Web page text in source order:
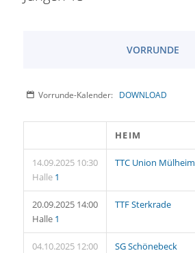
VORRUNDE
Vorrunde-Kalender: DOWNLOAD
HEIM
14.09.2025 10:30
Halle 1
TTC Union Mülheim
20.09.2025 14:00
Halle 1
TTF Sterkrade
04.10.2025 12:00
SG Schönebeck